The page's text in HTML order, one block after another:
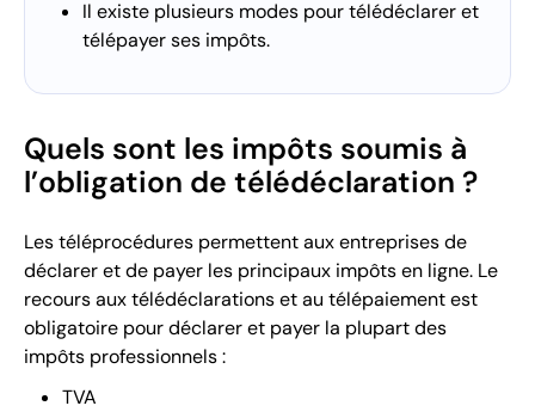
Il existe plusieurs modes pour télédéclarer et
télépayer ses impôts.
Quels sont les impôts soumis à
l’obligation de télédéclaration ?
Les téléprocédures permettent aux entreprises de
déclarer et de payer les principaux impôts en ligne. Le
recours aux télédéclarations et au télépaiement est
obligatoire pour déclarer et payer la plupart des
impôts professionnels :
TVA